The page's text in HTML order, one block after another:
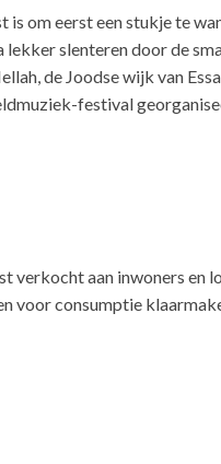
om eerst een stukje te
lekker slenteren door de
de Joodse wijk van
festival
aan inwoners en
voor consumptie